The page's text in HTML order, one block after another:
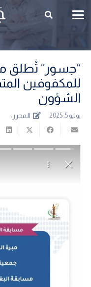
“جسور” تُطلق
للمكفوفين
الشؤون
يوليو 5, 2025 المحرر: